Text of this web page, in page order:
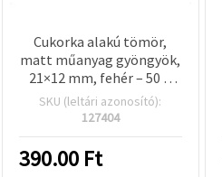
Cukorka alakú tömör,
matt műanyag gyöngyök,
21×12 mm, fehér – 50 g
(~37 db)
SKU (leltári azonosító):
127404
390.00 Ft